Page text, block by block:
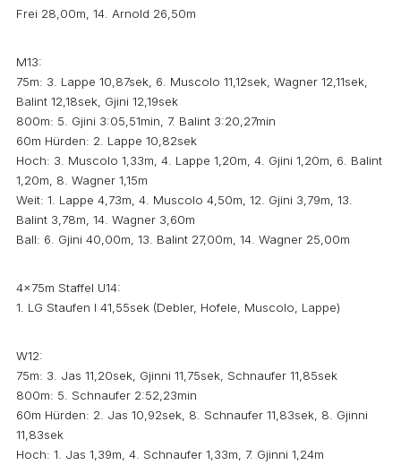
Frei 28,00m, 14. Arnold 26,50m
M13:
75m: 3. Lappe 10,87sek, 6. Muscolo 11,12sek, Wagner 12,11sek,
Balint 12,18sek, Gjini 12,19sek
800m: 5. Gjini 3:05,51min, 7. Balint 3:20,27min
60m Hürden: 2. Lappe 10,82sek
Hoch: 3. Muscolo 1,33m, 4. Lappe 1,20m, 4. Gjini 1,20m, 6. Balint
1,20m, 8. Wagner 1,15m
Weit: 1. Lappe 4,73m, 4. Muscolo 4,50m, 12. Gjini 3,79m, 13.
Balint 3,78m, 14. Wagner 3,60m
Ball: 6. Gjini 40,00m, 13. Balint 27,00m, 14. Wagner 25,00m
4x75m Staffel U14:
1. LG Staufen I 41,55sek (Debler, Hofele, Muscolo, Lappe)
W12:
75m: 3. Jas 11,20sek, Gjinni 11,75sek, Schnaufer 11,85sek
800m: 5. Schnaufer 2:52,23min
60m Hürden: 2. Jas 10,92sek, 8. Schnaufer 11,83sek, 8. Gjinni
11,83sek
Hoch: 1. Jas 1,39m, 4. Schnaufer 1,33m, 7. Gjinni 1,24m